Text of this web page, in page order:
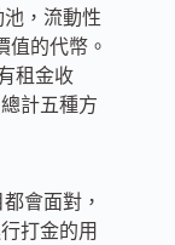
池，流動性
值的代幣。
租金收
計五種方
會面對，
打金的用